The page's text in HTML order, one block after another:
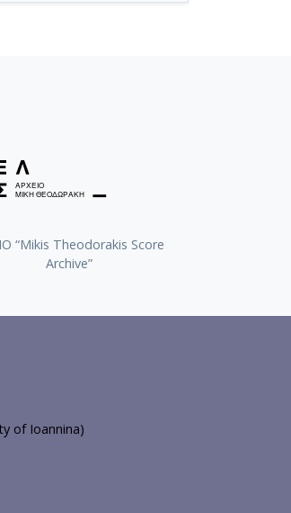
“Mikis Theodorakis Score
Archive”
of Ioannina)